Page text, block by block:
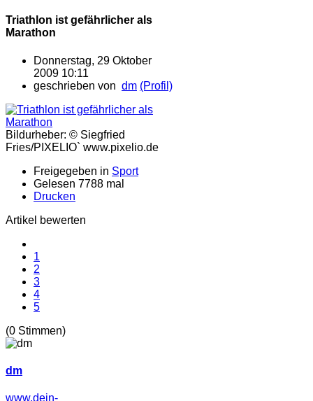
Triathlon ist gefährlicher als
Marathon
Donnerstag, 29 Oktober
2009 10:11
geschrieben von dm (Profil)
Bildurheber: © Siegfried
Fries/PIXELIO` www.pixelio.de
Freigegeben in Sport
Gelesen 7788 mal
Drucken
Artikel bewerten
1
2
3
4
5
(0 Stimmen)
dm
www.dein-